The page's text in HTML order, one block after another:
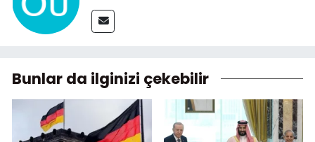
Bunlar da ilginizi çekebilir